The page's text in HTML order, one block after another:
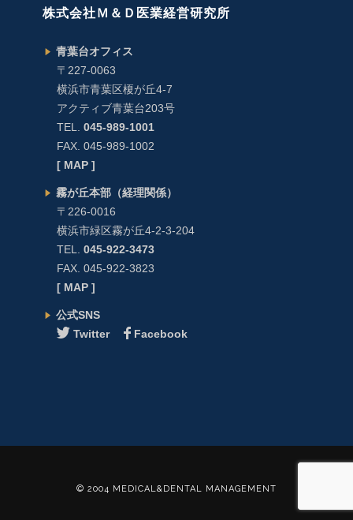
株式会社Ｍ＆Ｄ医業経営研究所
青葉台オフィス
〒227-0063
横浜市青葉区榎が丘4-7
アクティブ青葉台203号
TEL. 045-989-1001
FAX. 045-989-1002
[ MAP ]
霧が丘本部（経理関係）
〒226-0016
横浜市緑区霧が丘4-2-3-204
TEL. 045-922-3473
FAX. 045-922-3823
[ MAP ]
公式SNS
Twitter
Facebook
© 2004 MEDICAL&DENTAL MANAGEMENT